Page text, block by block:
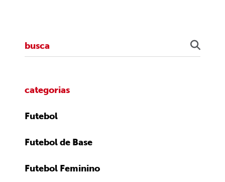
categorias
Futebol
Futebol de Base
Futebol Feminino